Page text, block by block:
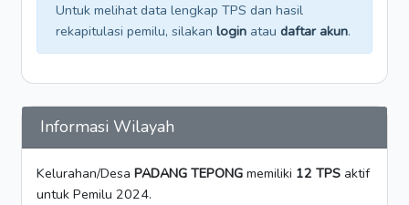
Untuk melihat data lengkap TPS dan hasil
rekapitulasi pemilu, silakan login atau daftar akun.
Informasi Wilayah
Kelurahan/Desa PADANG TEPONG memiliki 12 TPS aktif
untuk Pemilu 2024.